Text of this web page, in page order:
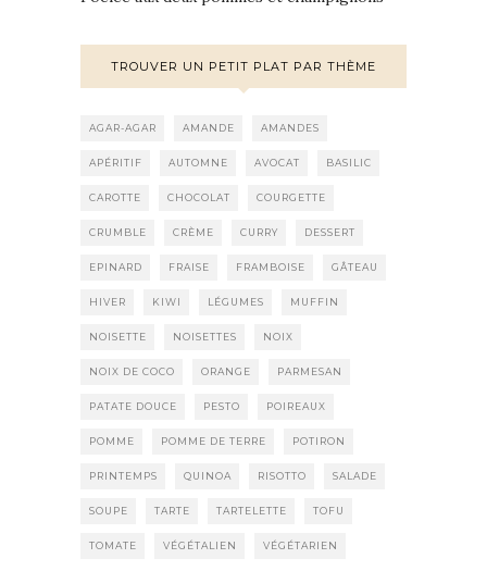
TROUVER UN PETIT PLAT PAR THÈME
AGAR-AGAR AMANDE AMANDES
APÉRITIF AUTOMNE AVOCAT BASILIC
CAROTTE CHOCOLAT COURGETTE
CRUMBLE CRÈME CURRY DESSERT
EPINARD FRAISE FRAMBOISE GÂTEAU
HIVER KIWI LÉGUMES MUFFIN
NOISETTE NOISETTES NOIX
NOIX DE COCO ORANGE PARMESAN
PATATE DOUCE PESTO POIREAUX
POMME POMME DE TERRE POTIRON
PRINTEMPS QUINOA RISOTTO SALADE
SOUPE TARTE TARTELETTE TOFU
TOMATE VÉGÉTALIEN VÉGÉTARIEN